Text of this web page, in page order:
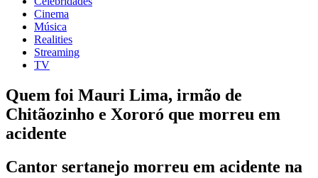
Cinema
Música
Realities
Streaming
TV
Quem foi Mauri Lima, irmão de
Chitãozinho e Xororó que morreu em
acidente
Cantor sertanejo morreu em acidente na